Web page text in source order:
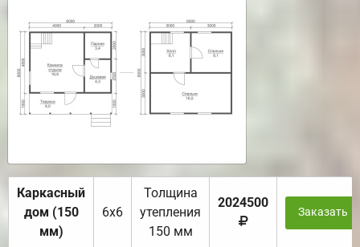
Каркасный
дом (150
мм)
6х6
Толщина
утепления
150 мм
2024500
Заказать